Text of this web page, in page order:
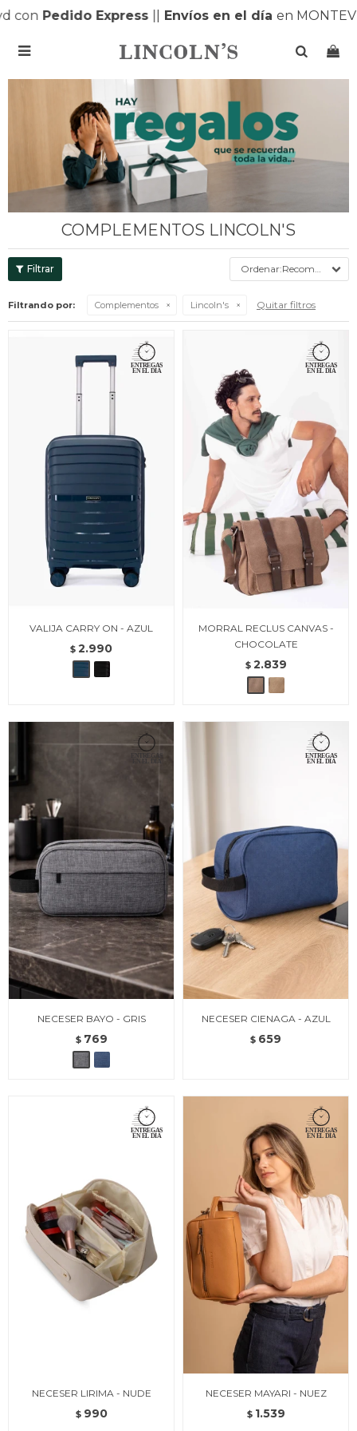
Express||Envíos en el díaen MONTEVIDEO |

COMPLEMENTOS LINCOLN'S
Recomendados
Filtrando por: Complementos Lincoln's Quitar filtros
VALIJA CARRY ON - AZUL
$ 2.990
MORRAL RECLUS CANVAS -
CHOCOLATE
$ 2.839
NECESER BAYO - GRIS
$ 769
NECESER CIENAGA - AZUL
$ 659
NECESER LIRIMA - NUDE
$ 990
NECESER MAYARI - NUEZ
$ 1.539